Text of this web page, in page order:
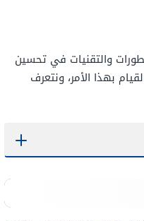
والتقنيات في تحسين
بهذا الأمر، ونتعرف